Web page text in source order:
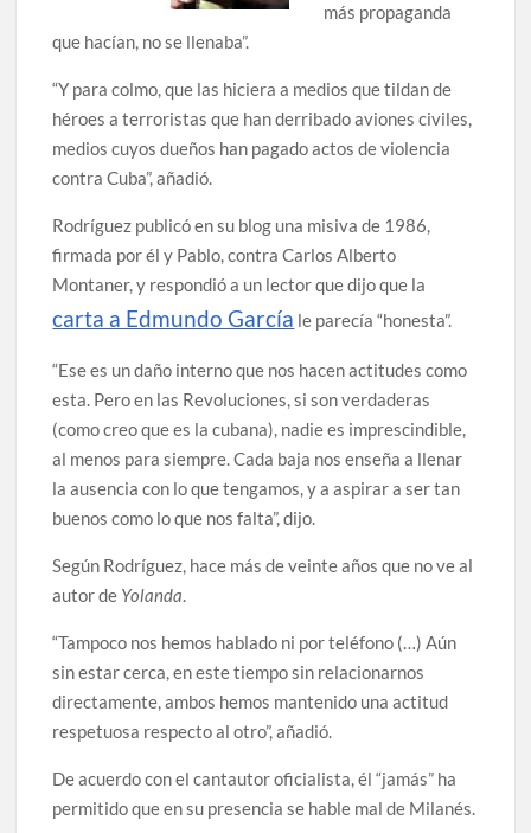
más propaganda
que hacían, no se llenaba”.
“Y para colmo, que las hiciera a medios que tildan de
héroes a terroristas que han derribado aviones civiles,
medios cuyos dueños han pagado actos de violencia
contra Cuba”, añadió.
Rodríguez publicó en su blog una misiva de 1986,
firmada por él y Pablo, contra Carlos Alberto
Montaner, y respondió a un lector que dijo que la
carta a Edmundo García le parecía “honesta”.
“Ese es un daño interno que nos hacen actitudes como
esta. Pero en las Revoluciones, si son verdaderas
(como creo que es la cubana), nadie es imprescindible,
al menos para siempre. Cada baja nos enseña a llenar
la ausencia con lo que tengamos, y a aspirar a ser tan
buenos como lo que nos falta”, dijo.
Según Rodríguez, hace más de veinte años que no ve al
autor de Yolanda.
“Tampoco nos hemos hablado ni por teléfono (…) Aún
sin estar cerca, en este tiempo sin relacionarnos
directamente, ambos hemos mantenido una actitud
respetuosa respecto al otro”, añadió.
De acuerdo con el cantautor oficialista, él “jamás” ha
permitido que en su presencia se hable mal de Milanés.